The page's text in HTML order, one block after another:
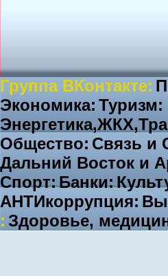
Группа ВКонтакте:
Экономика: Туризм:
Общество: Связь и
Дальний Восток и
Спорт:Банки:
АНТИкоррупция:
: Здоровье,